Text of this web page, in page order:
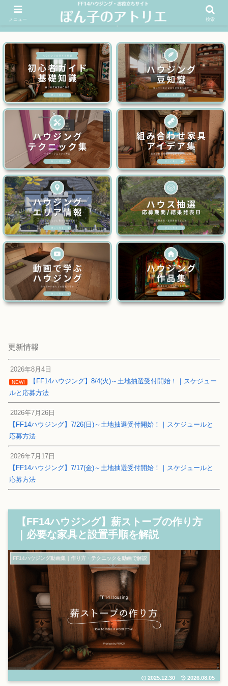
FF14ハウジングお役立ちサイト│ぽん子のアトリエを応援 >>
更新情報
2026年8月4日
NEW!
【FF14ハウジング】8/4(火)～土地抽選受付開始！｜スケジュー
ルと応募方法
2026年7月26日
【FF14ハウジング】7/26(日)～土地抽選受付開始！｜スケジュールと
応募方法
2026年7月17日
【FF14ハウジング】7/17(金)～土地抽選受付開始！｜スケジュールと
応募方法
【FF14ハウジング】薪ストーブの作り方
｜必要な家具と設置手順を解説
FF14ハウジング動画集｜作り方・テクニックを動画で解説
2025.12.30 2026.08.05
メニュー 検索